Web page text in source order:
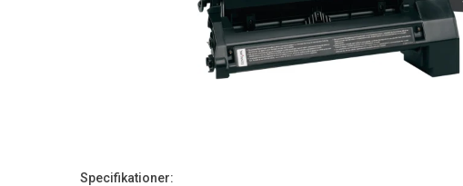
Specifikationer: